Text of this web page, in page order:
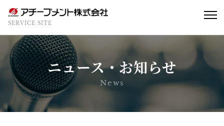
SERVICE SITE
ニュース・お知らせ
News